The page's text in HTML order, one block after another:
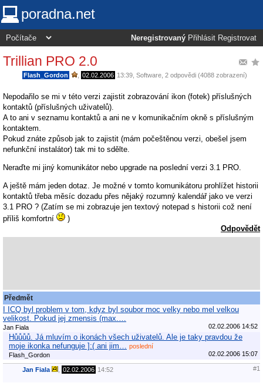
poradna.net
Neregistrovaný Přihlásit Registrovat
Trillian PRO 2.0
Flash_Gordon 02.02.2006 13:39 Software , 2 odpovědi (4088 zobrazení)
Nepodařilo se mi v této verzi zajistit zobrazování ikon (fotek) příslušných
kontaktů (příslušných uživatelů).
A to ani v seznamu kontaktů a ani ne v komunikačním okně s příslušným
kontaktem.
Pokud znáte způsob jak to zajistit (mám počeštěnou verzi, obešel jsem
nefunkční instalátor) tak mi to sdělte.
Neraďte mi jiný komunikátor nebo upgrade na poslední verzi 3.1 PRO.
A ještě mám jeden dotaz. Je možné v tomto komunikátoru prohlížet historii
kontaktů třeba měsíc dozadu přes nějaký rozumný kalendář jako ve verzi
3.1 PRO ? (Zatím se mi zobrazuje jen textový notepad s historii což není
příliš komfortní
)
Odpovědět
Předmět
I ICQ byl problem v tom, kdyz byl soubor moc velky nebo mel velkou
velikost. Pokud jej zmensis (max.…
Jan Fiala 02.02.2006 14:52
Hůůůů. Já mluvím o ikonách všech uživatelů. Ale je taky pravdou že
moje ikonka nefunguje ]:( ani jim…
poslední
Flash_Gordon
02.02.2006 15:07
Jan Fiala 02.02.2006 14:52 #1